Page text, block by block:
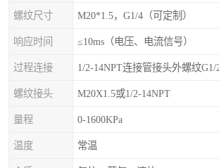
螺纹尺寸 M20*1.5，G1/4（可定制）
响应时间 ≤10ms（电压、电流信号）
过程连接 1/2-14NPT连接管接头外螺纹G1/
螺纹接头 M20X1.5或1/2-14NPT
量程 0-1600KPa
温度 常温